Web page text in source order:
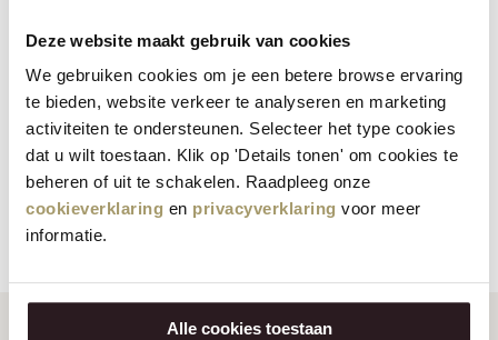
Deze website maakt gebruik van cookies
We gebruiken cookies om je een betere browse ervaring
te bieden, website verkeer te analyseren en marketing
activiteiten te ondersteunen. Selecteer het type cookies
dat u wilt toestaan. Klik op 'Details tonen' om cookies te
beheren of uit te schakelen. Raadpleeg onze
cookieverklaring en privacyverklaring voor meer
informatie.
Alle cookies toestaan
2,95
(Inklusive Steuer)
19,95
3
Henri Willig
Klomp
15,95€
(Inklusive Steuer)
4
Henri Willig Strauß
aus Holzblumen
14,95
(Inklusive Steuer)